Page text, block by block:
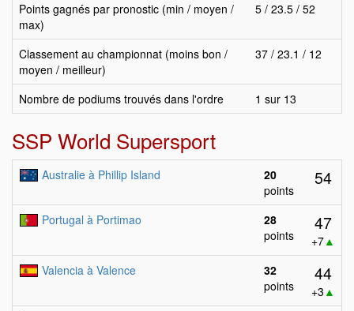
Points gagnés par pronostic (min / moyen /
max)
5 / 23.5 / 52
Classement au championnat (moins bon /
moyen / meilleur)
37 / 23.1 / 12
Nombre de podiums trouvés dans l'ordre 1 sur 13
SSP World Supersport
Australie à Phillip Island
20
points
54
Portugal à Portimao
28
points
47
+7▲
Valencia à Valence
32
points
44
+3 ▲